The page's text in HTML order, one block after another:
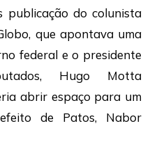
publicação do colunista
que apontava uma
federal e o presidente
Hugo Motta
abrir espaço para um
de Patos, Nabor